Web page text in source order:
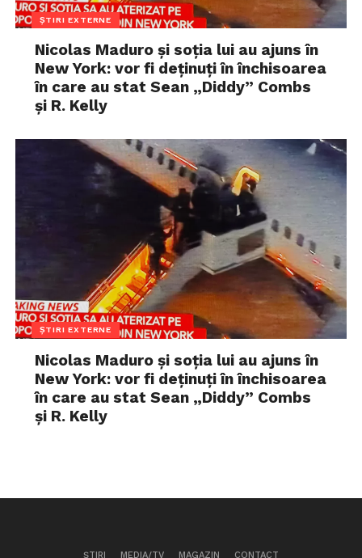
ȘTIRI EXTERNE
Nicolas Maduro și soția lui au ajuns în
New York: vor fi deținuți în închisoarea
în care au stat Sean „Diddy” Combs
și R. Kelly
ȘTIRI EXTERNE
Nicolas Maduro și soția lui au ajuns în
New York: vor fi deținuți în închisoarea
în care au stat Sean „Diddy” Combs
și R. Kelly
ȘTIRI MEDIA/TV MAGAZIN CONTACT